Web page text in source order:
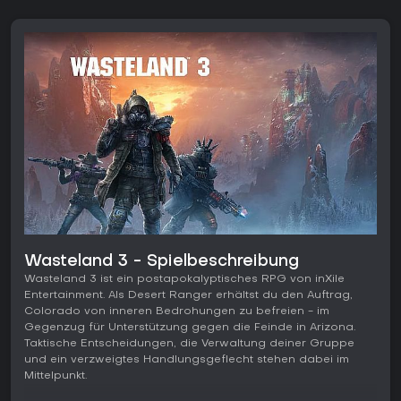
Wasteland 3 - Spielbeschreibung
Wasteland 3 ist ein postapokalyptisches RPG von inXile
Entertainment. Als Desert Ranger erhältst du den Auftrag,
Colorado von inneren Bedrohungen zu befreien - im
Gegenzug für Unterstützung gegen die Feinde in Arizona.
Taktische Entscheidungen, die Verwaltung deiner Gruppe
und ein verzweigtes Handlungsgeflecht stehen dabei im
Mittelpunkt.